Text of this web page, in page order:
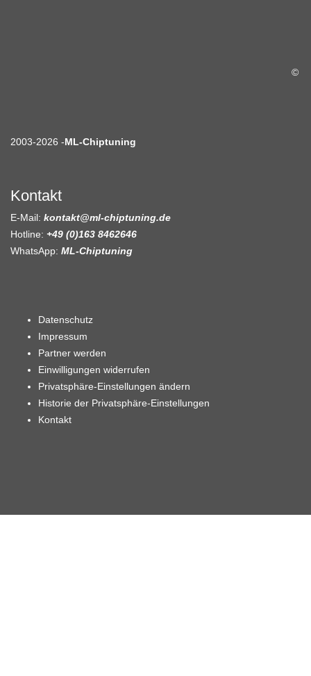
©
2003-2026 -ML-Chiptuning
Kontakt
E-Mail: kontakt@ml-chiptuning.de
Hotline: +49 (0)163 8462646
WhatsApp: ML-Chiptuning
Datenschutz
Impressum
Partner werden
Einwilligungen widerrufen
Privatsphäre-Einstellungen ändern
Historie der Privatsphäre-Einstellungen
Kontakt